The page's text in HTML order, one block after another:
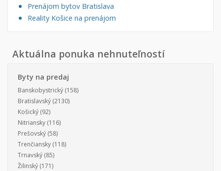
Prenájom bytov Bratislava
Reality Košice na prenájom
Aktuálna ponuka nehnuteľností
Byty na predaj
Banskobystrický (158)
Bratislavský (2130)
Košický (92)
Nitriansky (116)
Prešovský (58)
Trenčiansky (118)
Trnavský (85)
Žilinský (171)